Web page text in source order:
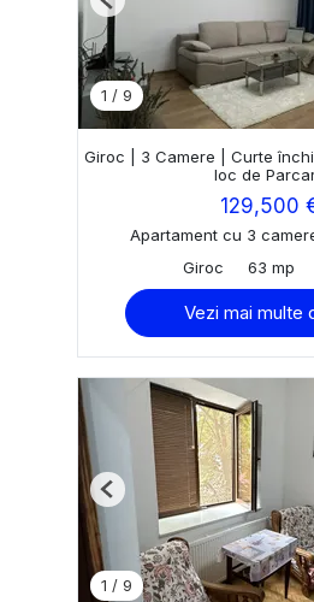
1 / 9
Previous
Giroc | 3 Camere | Curte
loc de
129,500
Apartament cu 3
Giroc
63 mp
Vezi mai multe
1 / 9
Previous